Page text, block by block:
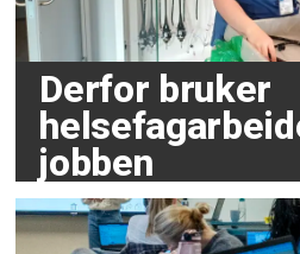
Derfor bruker
jobben